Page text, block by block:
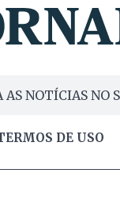
AS NOTÍCIAS NO
DE USO